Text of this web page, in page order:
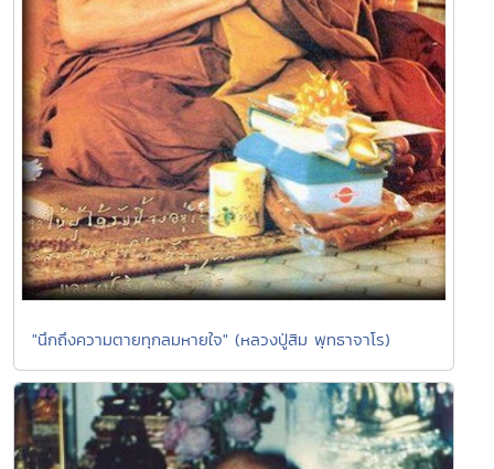
"นึกถึงความตายทุกลมหายใจ" (หลวงปู่สิม พุทธาจาโร)